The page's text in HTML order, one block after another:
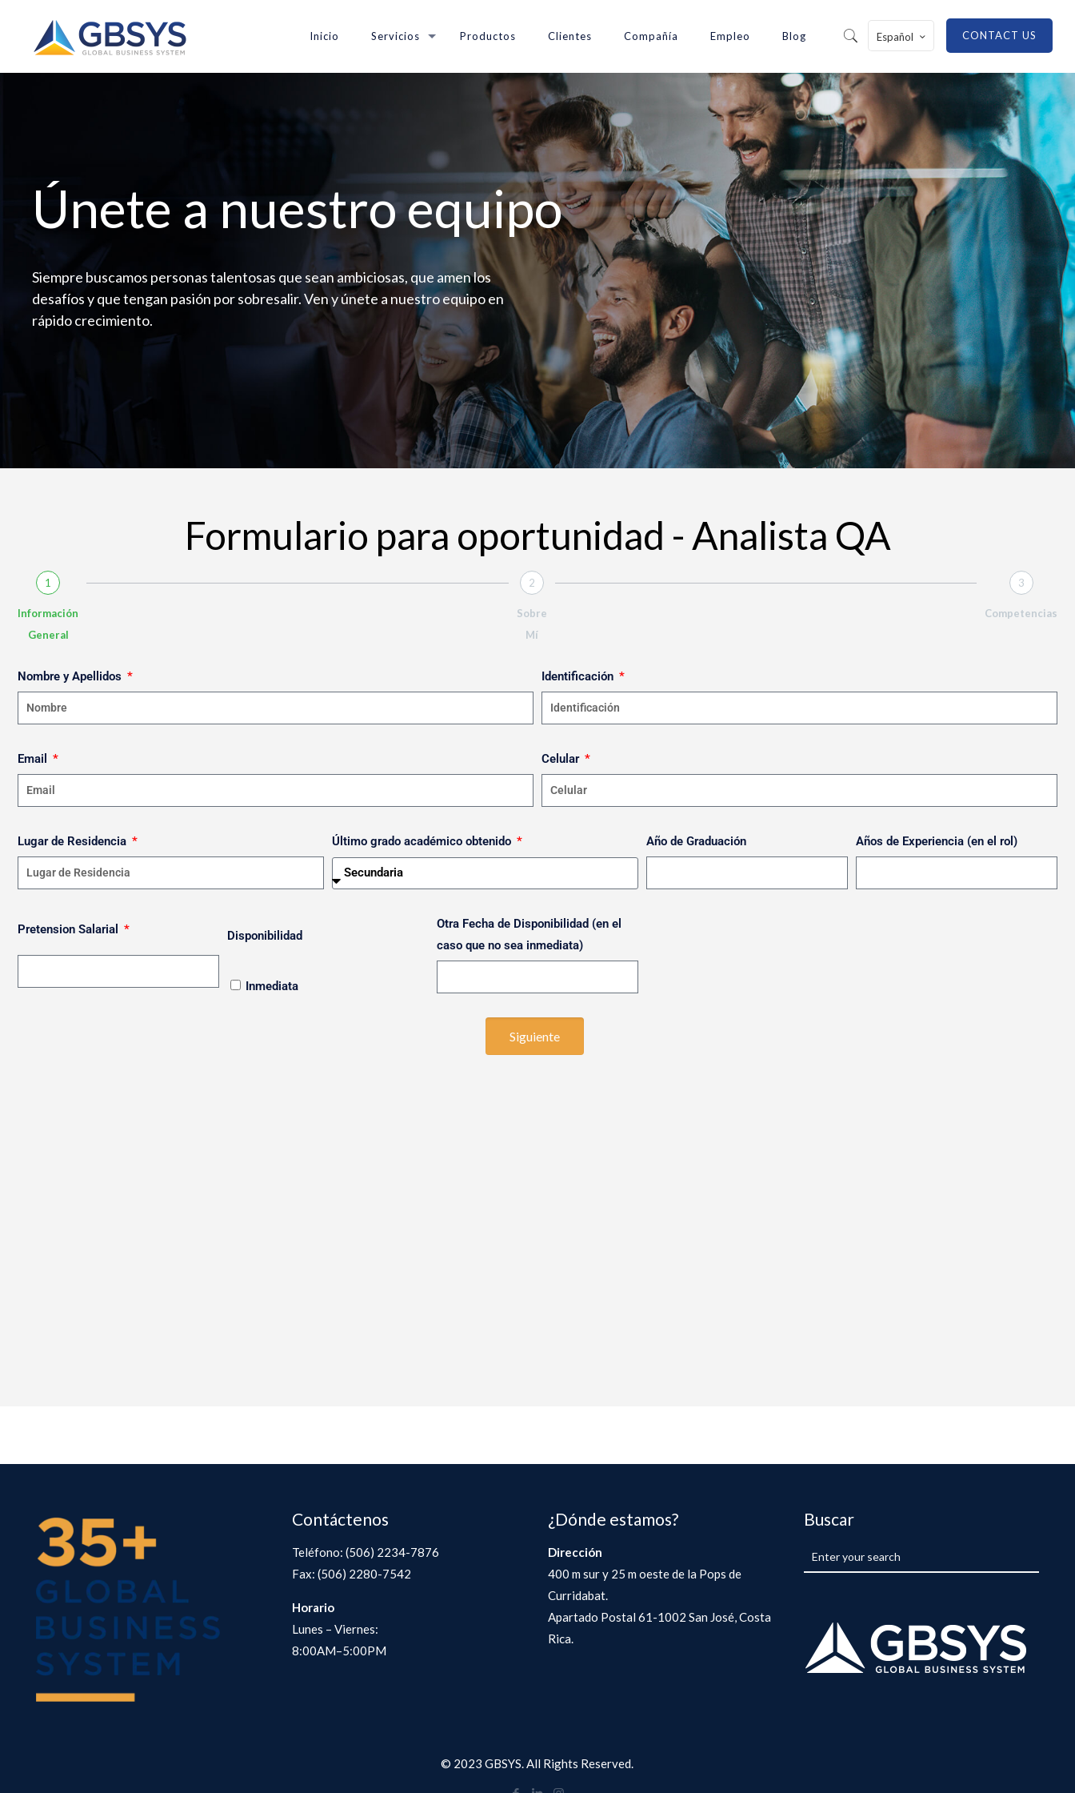
Inicio Servicios Productos Clientes Compañía Empleo Blog Español CONTACT US
Únete a nuestro equipo
Siempre buscamos personas talentosas que sean ambiciosas, que amen los
desafíos y que tengan pasión por sobresalir. Ven y únete a nuestro equipo en
rápido crecimiento.
Formulario para oportunidad - Analista QA
1
Información
General
2
Sobre
Mí
3
Competencias
Nombre y Apellidos Identificación
Email Celular
Lugar de Residencia Último grado académico obtenido Año de Graduación Años de Experiencia (en el rol)
Pretension Salarial Disponibilidad
Inmediata
Otra Fecha de Disponibilidad (en el
caso que no sea inmediata)
Siguiente
Contáctenos
Teléfono: (506) 2234-7876
Fax: (506) 2280-7542
Horario
Lunes – Viernes:
8:00AM–5:00PM
¿Dónde estamos?
Dirección
400 m sur y 25 m oeste de la Pops de
Curridabat.
Apartado Postal 61-1002 San José, Costa
Rica.
Buscar
© 2023 GBSYS. All Rights Reserved.